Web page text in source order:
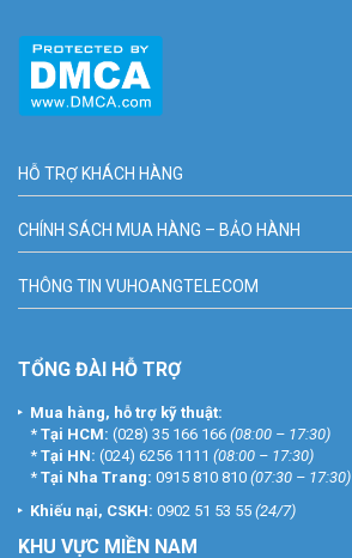
HỖ TRỢ KHÁCH HÀNG
CHÍNH SÁCH MUA HÀNG – BẢO HÀNH
THÔNG TIN VUHOANGTELECOM
TỔNG ĐÀI HỖ TRỢ
Mua hàng, hỗ trợ kỹ thuật:
* Tại HCM: (028) 35 166 166 (08:00 – 17:30)
* Tại HN: (024) 6256 1111 (08:00 – 17:30)
* Tại Nha Trang: 0915 810 810 (07:30 – 17:30)
Khiếu nại, CSKH: 0902 51 53 55 (24/7)
KHU VỰC MIỀN NAM